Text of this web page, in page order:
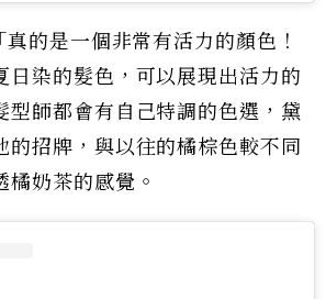
的是一個非常有活力的顏色！
日染的髮色，可以展現出活力的
型師都會有自己特調的色選，黛
的招牌，與以往的橘棕色較不同
橘奶茶的感覺。